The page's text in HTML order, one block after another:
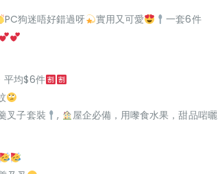
PC狗迷唔好錯過呀 實用又可愛
一套6件
平均$6件
叉子套裝 ,
屋企必備，用嚟食水果，甜品啱曬